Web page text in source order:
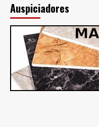
Auspiciadores